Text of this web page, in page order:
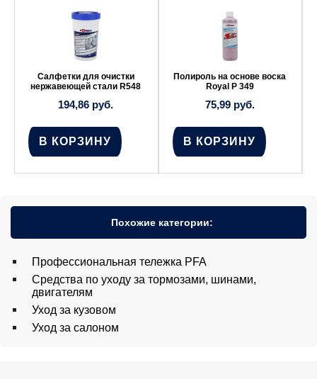
Салфетки для очистки
нержавеющей стали R548
194,86 руб.
В КОРЗИНУ
Полироль на основе воска
Royal Р 349
75,99 руб.
В КОРЗИНУ
Похожие категории:
Профессиональная тележка PFA
Средства по уходу за тормозами, шинами,
двигателям
Уход за кузовом
Уход за салоном